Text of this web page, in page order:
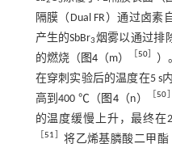
隔膜（Dual FR）通过卤
产生的SbBr3烟雾以通过排
的燃烧（ 图4（m） ［50］ ）
在穿刺实验后的温度在5 s
高到400 ℃（ 图4（n） ［50］
的温度缓慢上升，最终在
［51］将乙烯基膦酸二甲酯